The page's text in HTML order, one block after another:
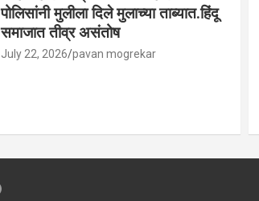
पोलिसांनी मुलीला दिले मुलाच्या ताब्यात.हिंदू
समाजात तीव्र असंतोष
July 22, 2026 pavan mogrekar